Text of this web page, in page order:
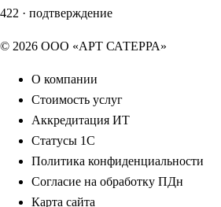
422 · подтверждение
© 2026 ООО «АРТ САТЕРРА»
О компании
Стоимость услуг
Аккредитация ИТ
Статусы 1С
Политика конфиденциальности
Согласие на обработку ПДн
Карта сайта